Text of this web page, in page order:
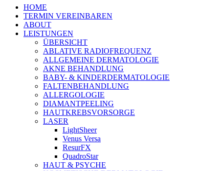
HOME
TERMIN VEREINBAREN
ABOUT
LEISTUNGEN
ÜBERSICHT
ABLATIVE RADIOFREQUENZ
ALLGEMEINE DERMATOLOGIE
AKNE BEHANDLUNG
BABY- & KINDERDERMATOLOGIE
FALTENBEHANDLUNG
ALLERGOLOGIE
DIAMANTPEELING
HAUTKREBSVORSORGE
LASER
LightSheer
Venus Versa
ResurFX
QuadroStar
HAUT & PSYCHE